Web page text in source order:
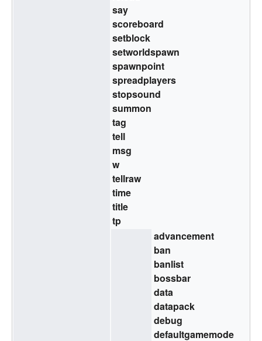
say
scoreboard
setblock
setworldspawn
spawnpoint
spreadplayers
stopsound
summon
tag
tell
msg
w
tellraw
time
title
tp
advancement
ban
banlist
bossbar
data
datapack
debug
defaultgamemode